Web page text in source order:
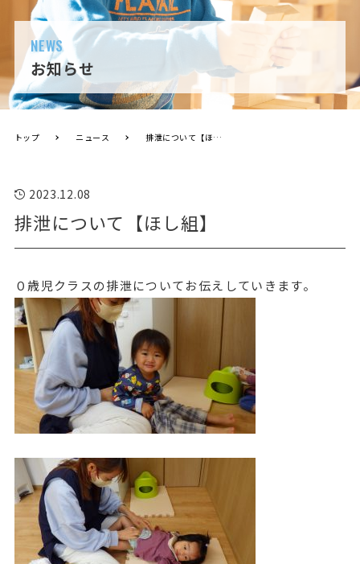
NEWS
お知らせ
トップ ニュース 排泄について【ほし組】
2023.12.08
排泄について【ほし組】
０歳児クラスの排泄についてお伝えしていきます。